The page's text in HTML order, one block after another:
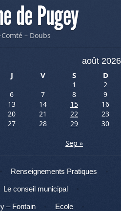
de Pugey
– Doubs
août 2026
J V S D
1
2
6 7 8
9
13 14 15
16
20 21 22
23
27 28 29
30
Sep »
Renseignements Pratiques
Le conseil municipal
– Fontain Ecole